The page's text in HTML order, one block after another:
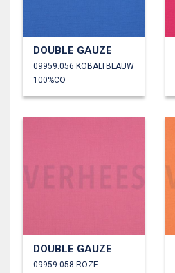
DOUBLE GAUZE
09959.056 KOBALTBLAUW
100%CO
DOUBLE GAUZE
09959.058 ROZE